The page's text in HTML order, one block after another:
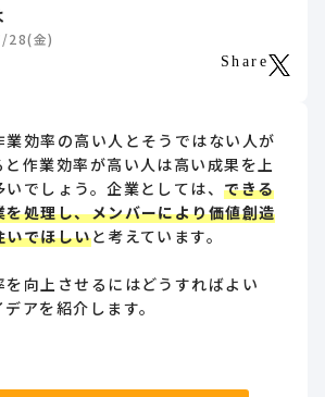
28(金)
Share
効率の高い人とそうではない人が
作業効率が高い人は高い成果を上
いでしょう。企業としては、できる
を処理し、メンバーにより価値創造
いでほしいと考えています。
向上させるにはどうすればよい
アを紹介します。